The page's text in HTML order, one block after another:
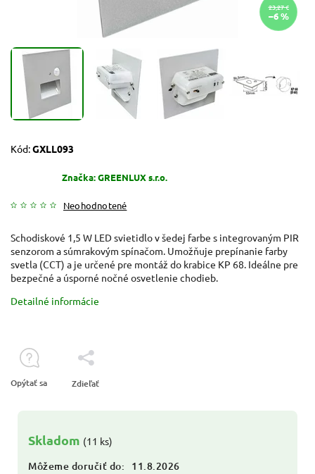
23,27 €
–6 %
Kód:GXLL093
Neohodnotené
Značka:GREENLUX s.r.o.
Skladom (11 ks)
Môžeme doručiť do:
11.8.2026
Schodiskové 1,5 W LED svietidlo v šedej farbe s integrovaným PIR
senzorom a súmrakovým spínačom. Umožňuje prepínanie farby
svetla (CCT) a je určené pre montáž do krabice KP 68. Ideálne pre
bezpečné a úsporné nočné osvetlenie chodieb.
Detailné informácie
Opýtať sa Zdieľať